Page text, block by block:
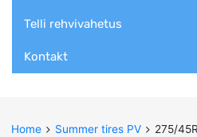
Telli rehvivahetus
Kontakt
Home Summer tires PV
275/